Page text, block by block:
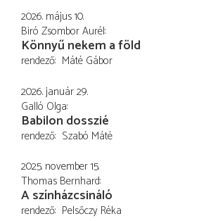
2026. május 10.
Biró Zsombor Aurél
Könnyű nekem a föld
rendező Máté Gábor
2026. január 29.
Galló Olga
Babilon dosszié
rendező Szabó Máté
2025. november 15.
Thomas Bernhard
A színházcsináló
rendező Pelsőczy Réka